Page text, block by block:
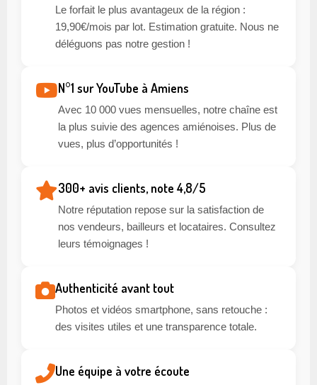
Le forfait le plus avantageux de la région :
19,90€/mois par lot. Estimation gratuite. Nous ne
déléguons pas notre gestion !
N°1 sur YouTube à Amiens
Avec 10 000 vues mensuelles, notre chaîne est
la plus suivie des agences amiénoises. Plus de
vues, plus d’opportunités !
300+ avis clients, note 4,8/5
Notre réputation repose sur la satisfaction de
nos vendeurs, bailleurs et locataires. Consultez
leurs témoignages !
Authenticité avant tout
Photos et vidéos smartphone, sans retouche :
des visites utiles et une transparence totale.
Une équipe à votre écoute